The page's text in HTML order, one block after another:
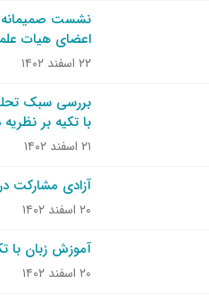
نشست صمیمانه
اعضای هیات
۲۲ اسفند ۱۴۰۲
بررسی سبک
با تکیه بر نظریه
۲۱ اسفند ۱۴۰۲
آزادی مشارکت
۲۰ اسفند ۱۴۰۲
آموزش زبان با
۲۰ اسفند ۱۴۰۲